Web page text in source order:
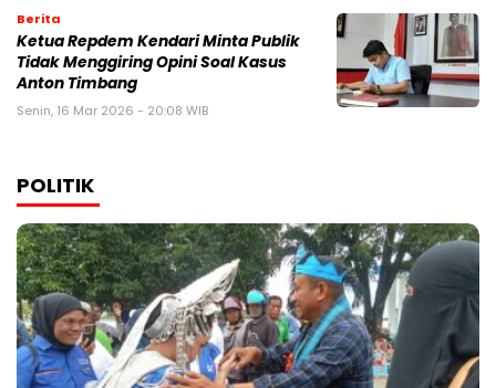
Berita
Ketua Repdem Kendari Minta Publik
Tidak Menggiring Opini Soal Kasus
Anton Timbang
Senin, 16 Mar 2026 - 20:08 WIB
POLITIK